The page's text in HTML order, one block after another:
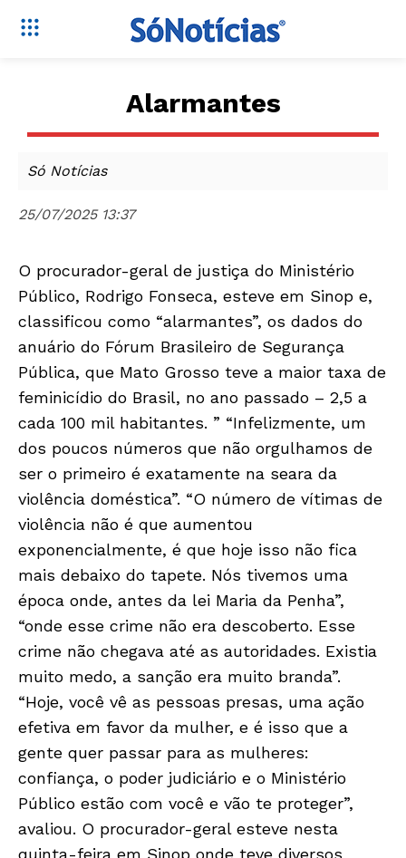
Só Notícias
Alarmantes
Só Notícias
25/07/2025 13:37
O procurador-geral de justiça do Ministério
Público, Rodrigo Fonseca, esteve em Sinop e,
classificou como “alarmantes”, os dados do
anuário do Fórum Brasileiro de Segurança
Pública, que Mato Grosso teve a maior taxa de
feminicídio do Brasil, no ano passado – 2,5 a
cada 100 mil habitantes. ” “Infelizmente, um
dos poucos números que não orgulhamos de
ser o primeiro é exatamente na seara da
violência doméstica”. “O número de vítimas de
violência não é que aumentou
exponencialmente, é que hoje isso não fica
mais debaixo do tapete. Nós tivemos uma
época onde, antes da lei Maria da Penha”,
“onde esse crime não era descoberto. Esse
crime não chegava até as autoridades. Existia
muito medo, a sanção era muito branda”.
“Hoje, você vê as pessoas presas, uma ação
efetiva em favor da mulher, e é isso que a
gente quer passar para as mulheres:
confiança, o poder judiciário e o Ministério
Público estão com você e vão te proteger”,
avaliou. O procurador-geral esteve nesta
quinta-feira em Sinop onde teve diversos